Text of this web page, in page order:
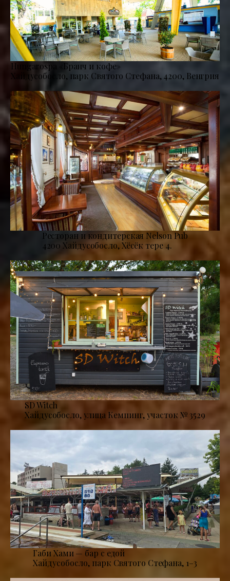
Hungarospa «Бранч и кофе»
Хайдусобосло, парк Святого Стефана, 4200, Венгрия
Ресторан и кондитерская Nelson Pub
4200 Хайдусобосло, Хёсёк тере 4.
SD Witch
Хайдусобосло, улица Кемпинг, участок № 3529
Габи Хами — бар с едой
Хайдусобосло, парк Святого Стефана, 1–3